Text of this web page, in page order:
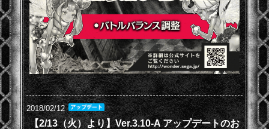
2018/02/12
【2/13（火）より】Ver.3.10-A アップデートのお